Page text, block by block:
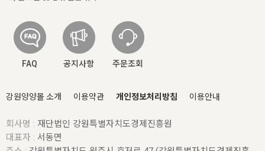
FAQ 공지사항 주문조회
강원양양몰 소개 이용약관 개인정보처리방침 이용안내
회사명 : 재단법인 강원특별자치도경제진흥원
대표자 : 서동면